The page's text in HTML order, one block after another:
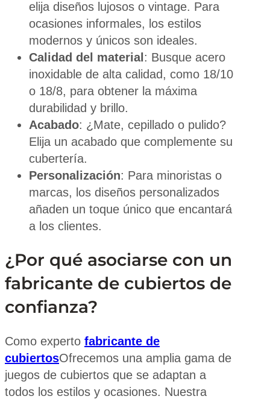
elija diseños lujosos o vintage. Para
ocasiones informales, los estilos
modernos y únicos son ideales.
Calidad del material: Busque acero
inoxidable de alta calidad, como 18/10
o 18/8, para obtener la máxima
durabilidad y brillo.
Acabado: ¿Mate, cepillado o pulido?
Elija un acabado que complemente su
cubertería.
Personalización: Para minoristas o
marcas, los diseños personalizados
añaden un toque único que encantará
a los clientes.
¿Por qué asociarse con un
fabricante de cubiertos de
confianza?
Como experto fabricante de
cubiertosOfrecemos una amplia gama de
juegos de cubiertos que se adaptan a
todos los estilos y ocasiones. Nuestra